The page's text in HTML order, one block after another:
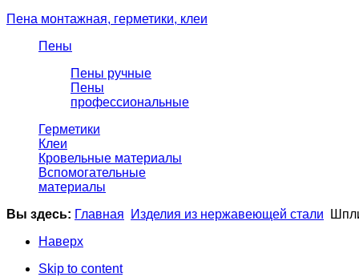
Пена монтажная, герметики, клеи
Пены
Пены ручные
Пены
профессиональные
Герметики
Клеи
Кровельные материалы
Вспомогательные
материалы
Вы здесь: Главная Изделия из нержавеющей стали
Наверх
Skip to content